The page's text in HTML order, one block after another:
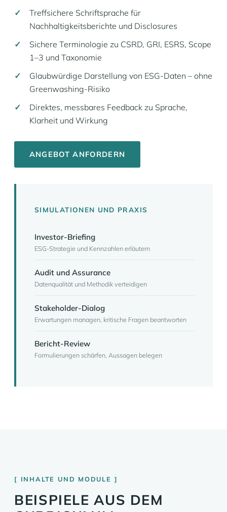
Treffsichere Schriftsprache für
Nachhaltigkeitsberichte und Disclosures
Sichere Terminologie zu CSRD, GRI, ESRS, Scope
1–3 und Taxonomie
Glaubwürdige Darstellung von ESG-Daten – ohne
Greenwashing-Risiko
Direktes, messbares Feedback zu Sprache,
Klarheit und Wirkung
ANGEBOT ANFORDERN
SIMULATIONEN UND PRAXIS
Investor-Briefing
ESG-Strategie und Kennzahlen erläutern
Audit und Assurance
Datenqualität und Methodik verteidigen
Stakeholder-Dialog
Erwartungen managen, kritische Fragen beantworten
Bericht-Review
Formulierungen schärfen, Aussagen belegen
INHALTE UND MODULE
BEISPIELE AUS DEM